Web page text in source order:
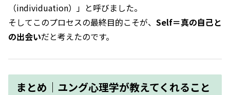
（individuation）」と呼びました。
そしてこのプロセスの最終目的こそが、 Self＝真の自己と
の出会いだと考えたのです。
まとめ｜ユング心理学が教えてくれること